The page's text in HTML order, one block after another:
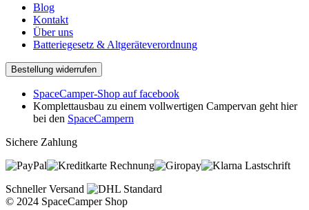
Blog
Kontakt
Über uns
Batteriegesetz & Altgeräteverordnung
Bestellung widerrufen
SpaceCamper-Shop auf facebook
Komplettausbau zu einem vollwertigen Campervan geht hier
bei den SpaceCampern
Sichere Zahlung
Rechnung
Lastschrift
Schneller Versand
© 2024 SpaceCamper Shop